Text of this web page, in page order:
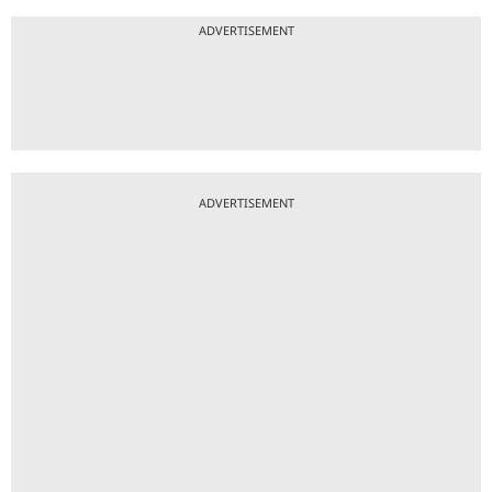
ADVERTISEMENT
ADVERTISEMENT